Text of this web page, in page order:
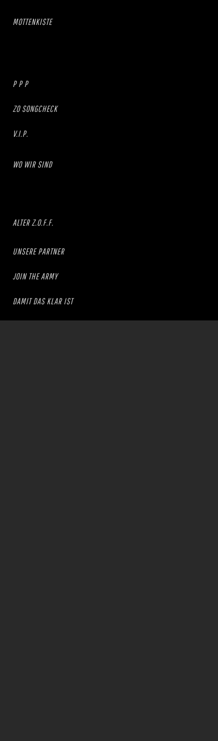
MOTTENKISTE
P P P
ZO SONGCHECK
V.I.P.
WO WIR SIND
ALTER Z.O.F.F.
UNSERE PARTNER
JOIN THE ARMY
DAMIT DAS KLAR IST